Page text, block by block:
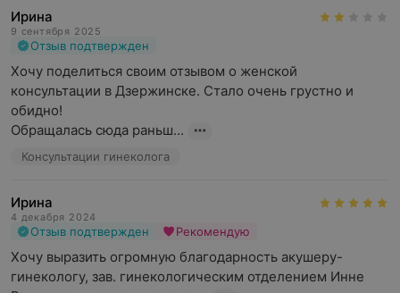
Ирина
9 сентября 2025
Отзыв подтвержден
Хочу поделиться своим отзывом о женской
консультации в Дзержинске. Стало очень грустно и
обидно!
Обращалась сюда раньш...
Консультации гинеколога
Ирина
4 декабря 2024
Отзыв подтвержден Рекомендую
Хочу выразить огромную благодарность акушеру-
гинекологу, зав. гинекологическим отделением Инне